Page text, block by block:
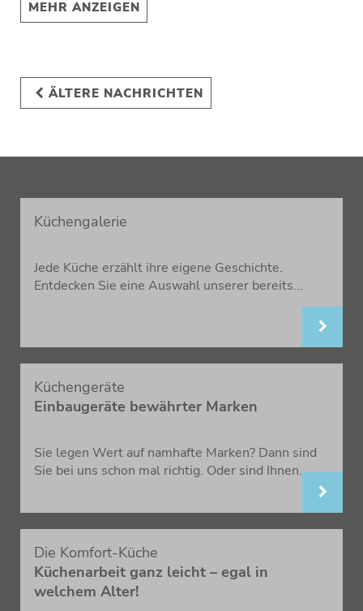
MEHR ANZEIGEN
ÄLTERE NACHRICHTEN
Küchengalerie
Jede Küche erzählt ihre eigene Geschichte.
Entdecken Sie eine Auswahl unserer bereits...
Küchengeräte
Einbaugeräte bewährter Marken
Sie legen Wert auf namhafte Marken? Dann sind
Sie bei uns schon mal richtig. Oder sind Ihnen...
Die Komfort-Küche
Küchenarbeit ganz leicht – egal in
welchem Alter!